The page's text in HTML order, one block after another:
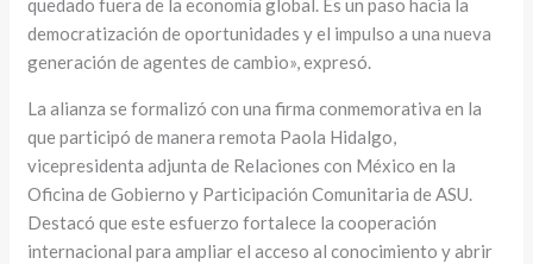
quedado fuera de la economía global. Es un paso hacia la
democratización de oportunidades y el impulso a una nueva
generación de agentes de cambio», expresó.
La alianza se formalizó con una firma conmemorativa en la
que participó de manera remota Paola Hidalgo,
vicepresidenta adjunta de Relaciones con México en la
Oficina de Gobierno y Participación Comunitaria de ASU.
Destacó que este esfuerzo fortalece la cooperación
internacional para ampliar el acceso al conocimiento y abrir